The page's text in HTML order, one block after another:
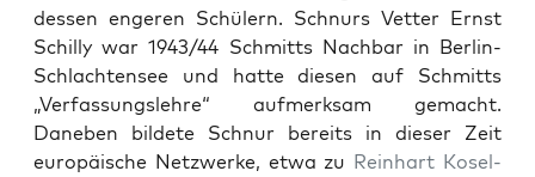
dessen engeren Schülern. Schnurs Vet­ter Ernst
Schilly war 1943/44 Schmitts Nach­bar in Berlin-
Schlacht­ensee und hat­te diesen auf Schmitts
„Ver­fas­sungslehre“ aufmerk­sam gemacht.
Daneben bildete Schnur bere­its in dieser Zeit
europäis­che Net­zw­erke, etwa zu Rein­hart Kosel­